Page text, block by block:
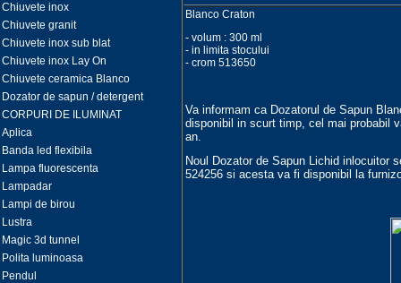
Chiuvete inox
Chiuvete granit
Chiuvete inox sub blat
Chiuvete inox Lay On
Chiuvete ceramica Blanco
Dozator de sapun / detergent
CORPURI DE ILUMINAT
Aplica
Banda led flexibila
Lampa fluorescenta
Lampadar
Lampi de birou
Lustra
Magic 3d tunnel
Polita luminoasa
Pendul
Blanco Craton
- volum : 300 ml
- in limita stocului
- crom 513650
Va informam ca Dozatorul de Sapun
disponibil in scurt timp, cel mai probabil
an.
Noul Dozator de Sapun Lichid inlocuitor
524256 si acesta va fi disponibil la